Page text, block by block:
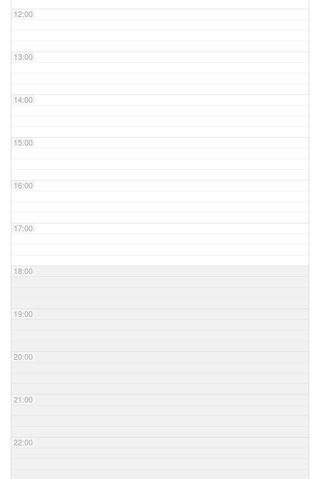
12:00
13:00
14:00
15:00
16:00
17:00
18:00
19:00
20:00
21:00
22:00